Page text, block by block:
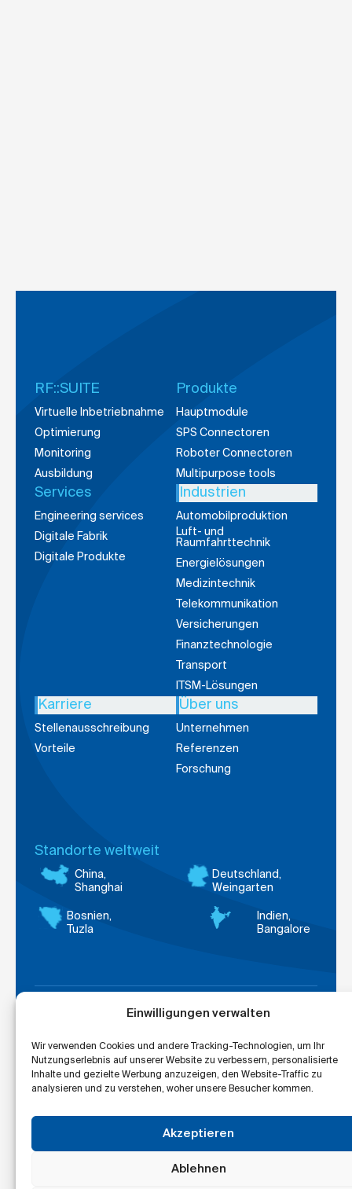
Einwilligungen verwalten
Wir verwenden Cookies und andere Tracking-Technologien, um Ihr
Nutzungserlebnis auf unserer Website zu verbessern, personalisierte
Inhalte und gezielte Werbung anzuzeigen, den Website-Traffic zu
analysieren und zu verstehen, woher unsere Besucher kommen.
Akzeptieren
Ablehnen
RF::SUITE
Virtuelle Inbetriebnahme
Optimierung
Monitoring
Ausbildung
Produkte
Hauptmodule
SPS Connectoren
Roboter Connectoren
Multipurpose tools
Services
Engineering services
Digitale Fabrik
Digitale Produkte
Industrien
Automobilproduktion
Luft- und
Raumfahrttechnik
Energielösungen
Medizintechnik
Telekommunikation
Versicherungen
Finanztechnologie
Transport
ITSM-Lösungen
Karriere
Stellenausschreibung
Vorteile
Über uns
Unternehmen
Referenzen
Forschung
Standorte weltweit
China,
Shanghai
Deutschland,
Weingarten
Bosnien,
Tuzla
Indien,
Bangalore